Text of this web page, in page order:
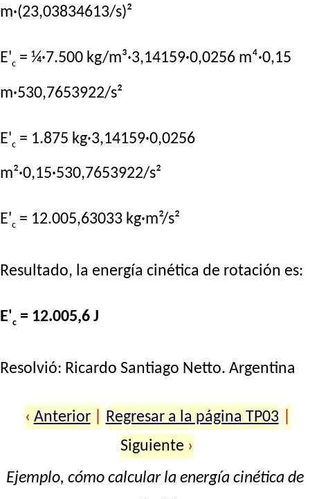
m·(23,03834613/s)²
E'c = ¼·7.500 kg/m³·3,14159·0,0256 m⁴·0,15
m·530,7653922/s²
E'c = 1.875 kg·3,14159·0,0256
m²·0,15·530,7653922/s²
E'c = 12.005,63033 kg·m²/s²
Resultado, la energía cinética de rotación es:
E'c = 12.005,6 J
Resolvió: Ricardo Santiago Netto. Argentina
‹ Anterior Regresar a la página TP03
Siguiente ›
Ejemplo, cómo calcular la energía cinética de